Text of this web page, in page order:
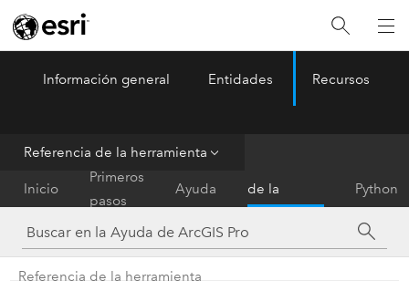
ArcGIS Pro Menu
Información general Entidades Recursos
Referencia de la herramienta
Inicio
Primeros
pasos
Ayuda
de la
herramienta
Python
Referencia de la herramienta